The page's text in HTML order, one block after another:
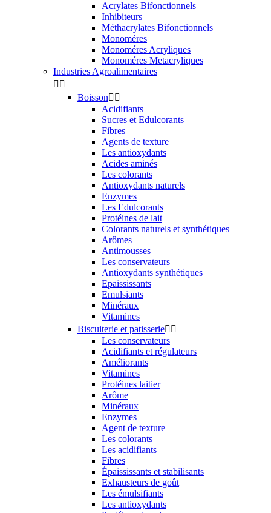
Acrylates Bifonctionnels
Inhibiteurs
Méthacrylates Bifonctionnels
Monoméres
Monoméres Acryliques
Monoméres Metacryliques
Industries Agroalimentaires
 
Boisson 
Acidifiants
Sucres et Edulcorants
Fibres
Agents de texture
Les antioxydants
Acides aminés
Les colorants
Antioxydants naturels
Enzymes
Les Edulcorants
Protéines de lait
Colorants naturels et synthétiques
Arômes
Antimousses
Les conservateurs
Antioxydants synthétiques
Epaississants
Emulsiants
Minéraux
Vitamines
Biscuiterie et patisserie 
Les conservateurs
Acidifiants et régulateurs
Améliorants
Vitamines
Protéines laitier
Arôme
Minéraux
Enzymes
Agent de texture
Les colorants
Les acidifiants
Fibres
Épaississants et stabilisants
Exhausteurs de goût
Les émulsifiants
Les antioxydants